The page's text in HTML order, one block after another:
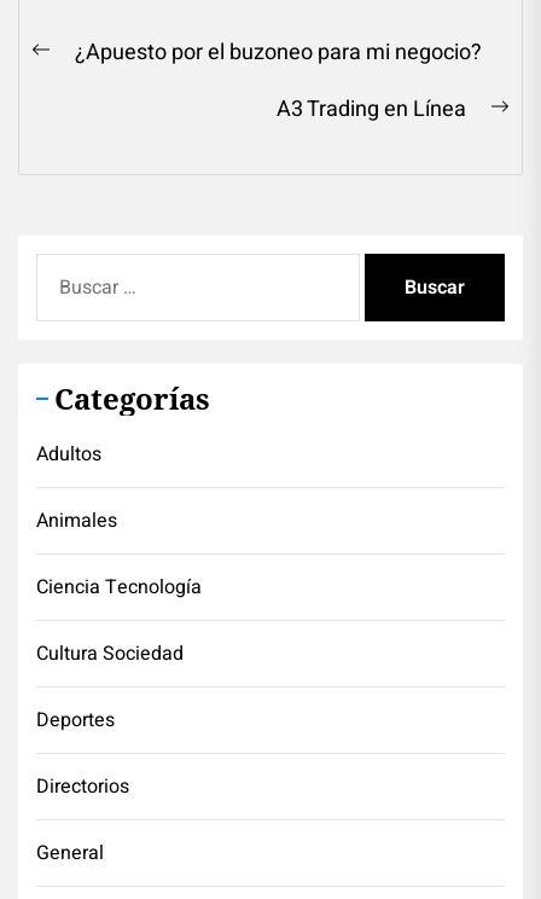
Navegación
Previous¿Apuesto por el buzoneo para mi negocio?
A3 Trading en Línea
Categorías
Adultos
Animales
Ciencia Tecnología
Cultura Sociedad
Deportes
Directorios
General